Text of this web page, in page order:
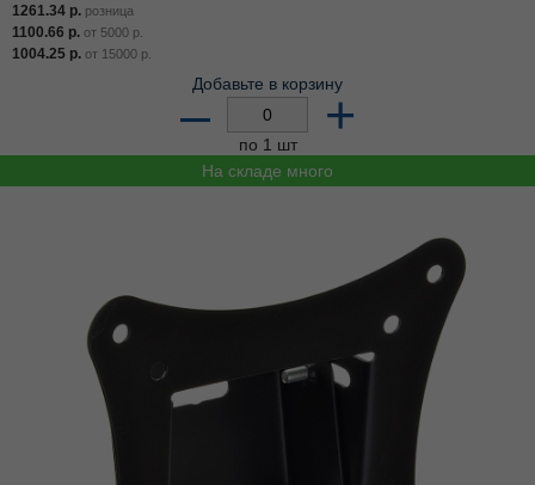
1261.34 р. розница
1100.66 р. от 5000 р.
1004.25 р. от 15000 р.
Добавьте в корзину
– +
по 1 шт
На складе много